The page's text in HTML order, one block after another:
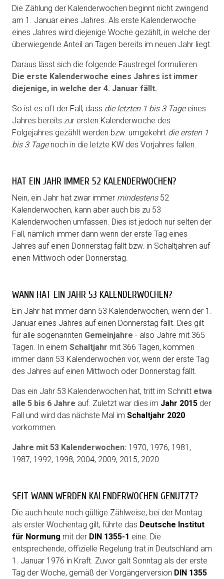
Die Zählung der Kalenderwochen beginnt nicht zwingend
am 1. Januar eines Jahres. Als erste Kalenderwoche
eines Jahres wird diejenige Woche gezählt, in welche der
überwiegende Anteil an Tagen bereits im neuen Jahr liegt.
Daraus lässt sich die folgende Faustregel formulieren:
Die erste Kalenderwoche eines Jahres ist immer
diejenige, in welche der 4. Januar fällt.
So ist es oft der Fall, dass die letzten 1 bis 3 Tageeines
Jahres bereits zur ersten Kalenderwoche des
Folgejahres gezählt werden bzw. umgekehrt die ersten 1
bis 3 Tagenoch in die letzte KW des Vorjahres fallen.
HAT EIN JAHR IMMER 52 KALENDERWOCHEN?
Nein, ein Jahr hat zwar immer mindestens52
Kalenderwochen, kann aber auch bis zu 53
Kalenderwochen umfassen. Dies ist jedoch nur selten der
Fall, nämlich immer dann wenn der erste Tag eines
Jahres auf einen Donnerstag fällt bzw. in Schaltjahren auf
einen Mittwoch oder Donnerstag.
WANN HAT EIN JAHR 53 KALENDERWOCHEN?
Ein Jahr hat immer dann 53 Kalenderwochen, wenn der 1.
Januar eines Jahres auf einen Donnerstag fällt. Dies gilt
für alle sogenannten Gemeinjahre - also Jahre mit 365
Tagen. In einem Schaltjahr mit 366 Tagen, kommen
immer dann 53 Kalenderwochen vor, wenn der erste Tag
des Jahres auf einen Mittwoch oder Donnerstag fällt.
Das ein Jahr 53 Kalenderwochen hat, tritt im Schnitt etwa
alle 5 bis 6 Jahre auf. Zuletzt war dies im Jahr 2015 der
Fall und wird das nächste Mal im Schaltjahr 2020
vorkommen.
Jahre mit 53 Kalenderwochen: 1970, 1976, 1981 ,
1987, 1992, 1998, 2004, 2009, 2015, 2020
SEIT WANN WERDEN KALENDERWOCHEN GENUTZT?
Die auch heute noch gültige Zählweise, bei der Montag
als erster Wochentag gilt, führte das Deutsche Institut
für Normung mit der DIN 1355-1 eine. Die
entsprechende, offizielle Regelung trat in Deutschland am
1. Januar 1976 in Kraft. Zuvor galt Sonntag als der erste
Tag der Woche, gemäß der Vorgängerversion DIN 1355